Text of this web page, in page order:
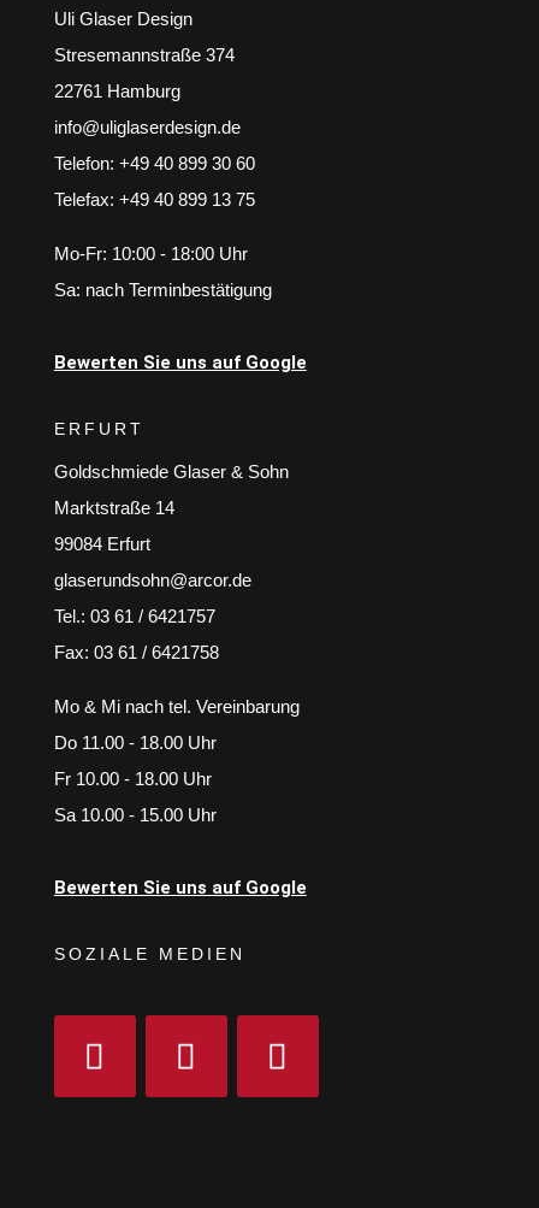
Uli Glaser Design
Stresemannstraße 374
22761 Hamburg
info@uliglaserdesign.de
Telefon: +49 40 899 30 60
Telefax: +49 40 899 13 75
Mo-Fr: 10:00 - 18:00 Uhr
Sa: nach Terminbestätigung
Bewerten Sie uns auf Google
ERFURT
Goldschmiede Glaser & Sohn
Marktstraße 14
99084 Erfurt
glaserundsohn@arcor.de
Tel.: 03 61 / 6421757
Fax: 03 61 / 6421758
Mo & Mi nach tel. Vereinbarung
Do 11.00 - 18.00 Uhr
Fr 10.00 - 18.00 Uhr
Sa 10.00 - 15.00 Uhr
Bewerten Sie uns auf Google
SOZIALE MEDIEN